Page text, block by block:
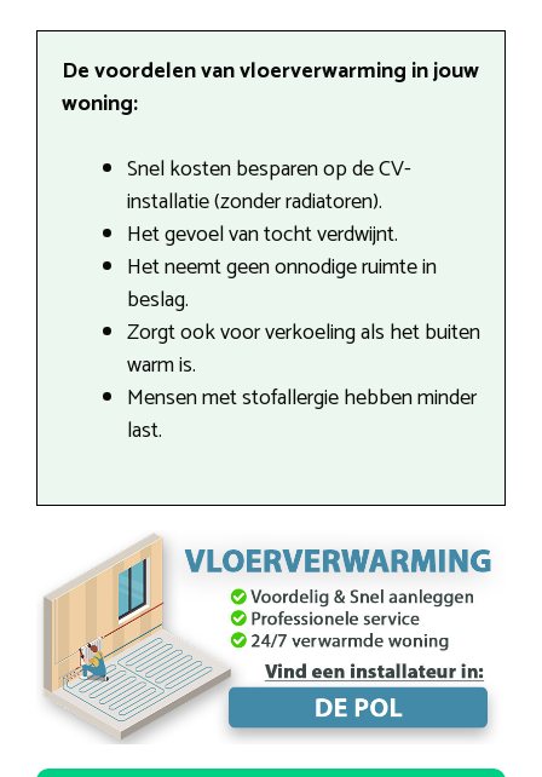
De voordelen van vloerverwarming in jouw
woning:
Snel kosten besparen op de CV-
installatie (zonder radiatoren).
Het gevoel van tocht verdwijnt.
Het neemt geen onnodige ruimte in
beslag.
Zorgt ook voor verkoeling als het buiten
warm is.
Mensen met stofallergie hebben minder
last.